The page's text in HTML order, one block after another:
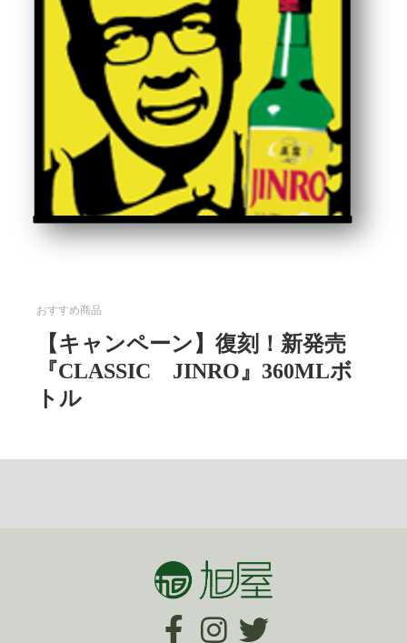
おすすめ商品
【キャンペーン】復刻！新発売
『CLASSIC JINRO』360MLボ
トル